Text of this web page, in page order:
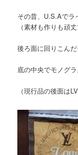
その昔、U.S.Aでラ
（素材も作りも頑丈
後ろ面に回りこん
底の中央でモノグ
（現行品の後面は